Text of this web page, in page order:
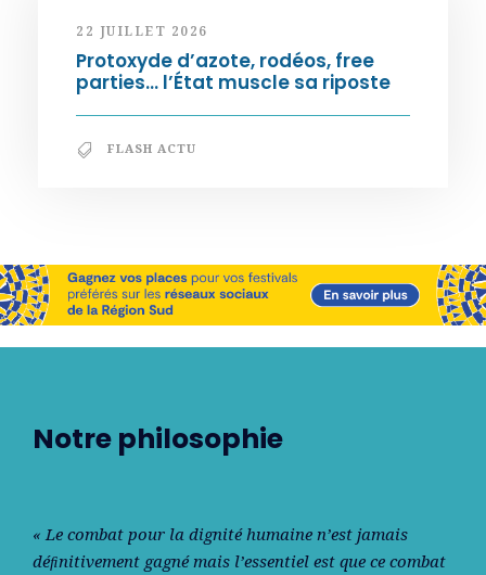
22 JUILLET 2026
Protoxyde d’azote, rodéos, free
parties… l’État muscle sa riposte
FLASH ACTU
Notre philosophie
« Le combat pour la dignité humaine n’est jamais
déﬁnitivement gagné mais l’essentiel est que ce combat